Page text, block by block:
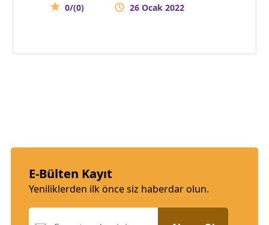
0/(0) 26 Ocak 2022
E-Bülten Kayıt
Yeniliklerden ilk önce siz haberdar olun.